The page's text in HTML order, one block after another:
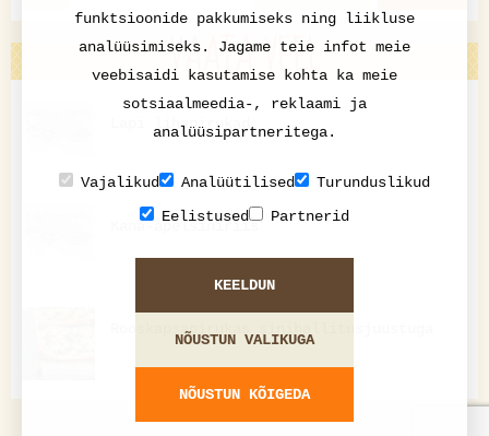
VAATA VEEL
Lapi lihapirukad
Kana-apelsiniriis
Rooskapsapirukas sinihallitusjuustuga
funktsioonide pakkumiseks ning liikluse
analüüsimiseks. Jagame teie infot meie
veebisaidi kasutamise kohta ka meie
sotsiaalmeedia-, reklaami ja
analüüsipartneritega.
Vajalikud Analüütilised
Turunduslikud
Eelistused
Partnerid
KEELDUN
NÕUSTUN VALIKUGA
NÕUSTUN KÕIGEDA